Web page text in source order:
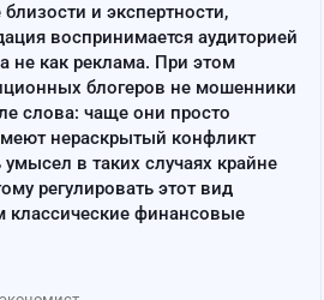
и экспертности,
воспринимается аудиторией
не как реклама. При этом
блогеров не мошенники
слова: чаще они просто
нераскрытый конфликт
умысел в таких случаях крайне
регулировать этот вид
классические финансовые